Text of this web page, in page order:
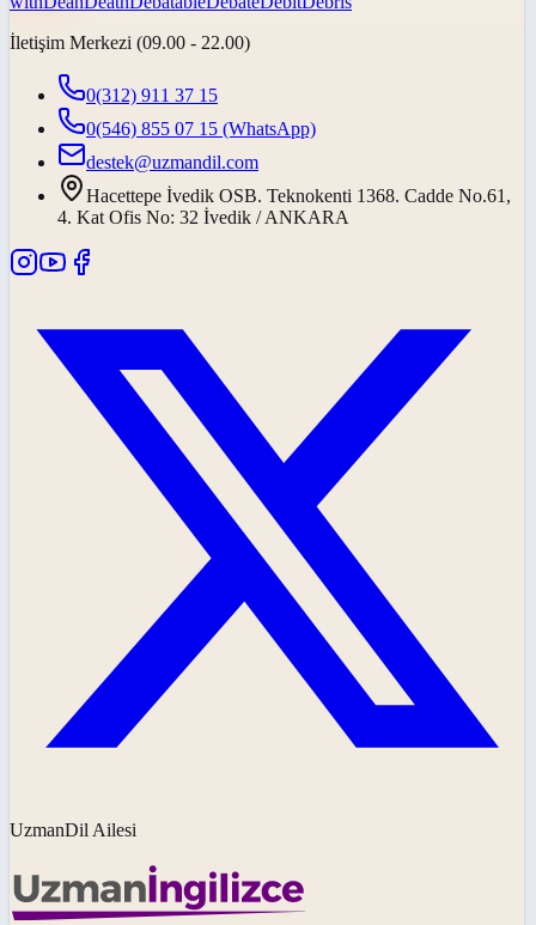
İletişim Merkezi (09.00 - 22.00)
0(312) 911 37 15
0(546) 855 07 15 (WhatsApp)
destek@uzmandil.com
Hacettepe İvedik OSB. Teknokenti 1368. Cadde No.61,
4. Kat Ofis No: 32 İvedik / ANKARA
UzmanDil Ailesi